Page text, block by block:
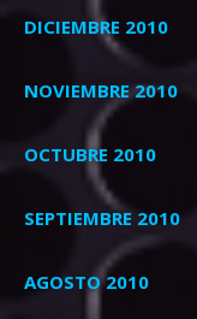
DICIEMBRE 2010
NOVIEMBRE 2010
OCTUBRE 2010
SEPTIEMBRE 2010
AGOSTO 2010